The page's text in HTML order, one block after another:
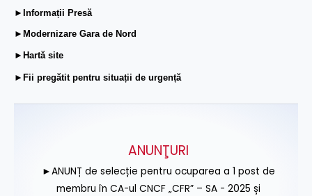
►Informații Presă
►Modernizare Gara de Nord
►Hartă site
►Fii pregătit pentru situații de urgență
ANUNŢURI
►ANUNȚ de selecție pentru ocuparea a 1 post de
membru în CA-ul CNCF „CFR” – SA - 2025 și